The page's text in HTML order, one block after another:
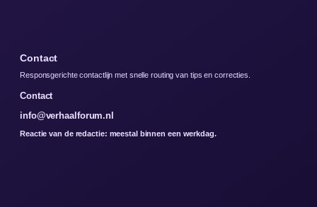
Contact
Responsgerichte contactlijn met snelle routing van tips en correcties.
Contact
info@verhaalforum.nl
Reactie van de redactie: meestal binnen een werkdag.